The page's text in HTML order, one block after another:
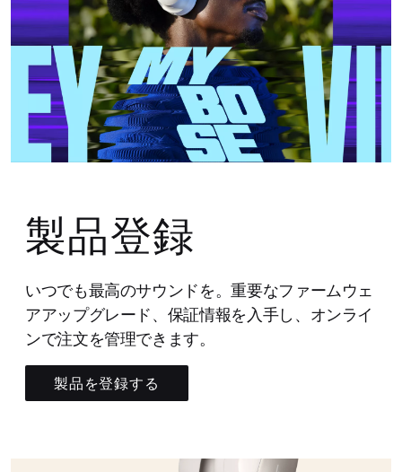
製品登録
いつでも最高のサウンドを。重要なファームウェ
アアップグレード、保証情報を入手し、オンライ
ンで注文を管理できます。
製品を登録する